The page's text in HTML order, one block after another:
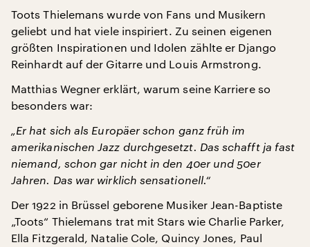
Toots Thielemans wurde von Fans und Musikern
geliebt und hat viele inspiriert. Zu seinen eigenen
größten Inspirationen und Idolen zählte er Django
Reinhardt auf der Gitarre und Louis Armstrong.
Matthias Wegner erklärt, warum seine Karriere so
besonders war:
„Er hat sich als Europäer schon ganz früh im
amerikanischen Jazz durchgesetzt. Das schafft ja fast
niemand, schon gar nicht in den 40er und 50er
Jahren. Das war wirklich sensationell.“
Der 1922 in Brüssel geborene Musiker Jean-Baptiste
„Toots“ Thielemans trat mit Stars wie Charlie Parker,
Ella Fitzgerald, Natalie Cole, Quincy Jones, Paul